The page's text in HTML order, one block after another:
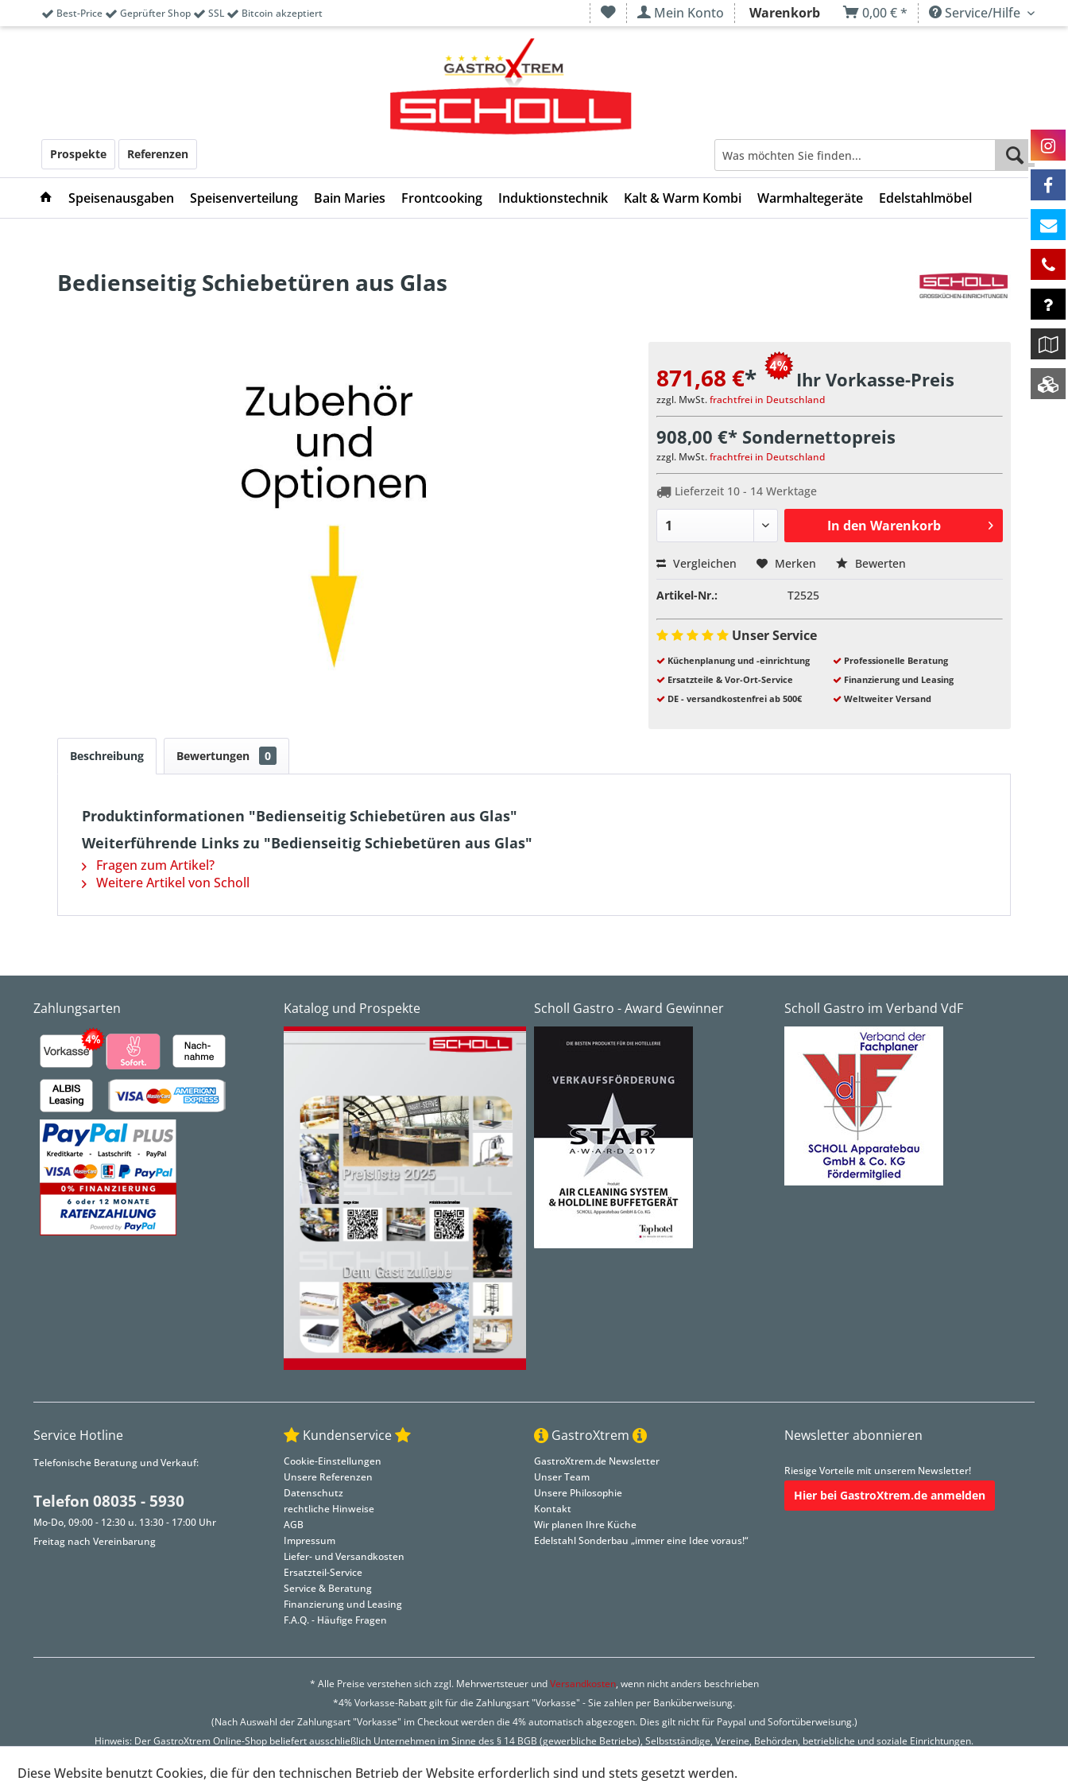
Best-Price Geprüfter Shop SSL Bitcoin akzeptiert Mein Konto Warenkorb 0,00 € * Service/Hilfe
Prospekte Referenzen
Speisenausgaben Speisenverteilung Bain Maries Frontcooking Induktionstechnik Kalt & Warm Kombi Warmhaltegeräte Edelstahlmöbel
Bedienseitig Schiebetüren aus Glas
871,68 €* Ihr Vorkasse-Preis
zzgl. MwSt.frachtfrei in Deutschland
908,00 €* Sondernettopreis
zzgl. MwSt.frachtfrei in Deutschland
Lieferzeit 10 - 14 Werktage
In den Warenkorb
Vergleichen Merken Bewerten
Artikel-Nr.: T2525
Unser Service
Küchenplanung und -einrichtung
Professionelle Beratung
Ersatzteile & Vor-Ort-Service
Finanzierung und Leasing
DE - versandkostenfrei ab 500€
Weltweiter Versand
Beschreibung Bewertungen 0
Produktinformationen "Bedienseitig Schiebetüren aus Glas"
Weiterführende Links zu "Bedienseitig Schiebetüren aus Glas"
Fragen zum Artikel?
Weitere Artikel von Scholl
Zahlungsarten Katalog und Prospekte Scholl Gastro - Award Gewinner Scholl Gastro im Verband VdF
Service Hotline
Telefonische Beratung und Verkauf:
Telefon 08035 - 5930
Mo-Do, 09:00 - 12:30 u. 13:30 - 17:00 Uhr
Freitag nach Vereinbarung
Kundenservice
Cookie-Einstellungen
Unsere Referenzen
Datenschutz
rechtliche Hinweise
AGB
Impressum
Liefer- und Versandkosten
Ersatzteil-Service
Service & Beratung
Finanzierung und Leasing
F.A.Q. - Häufige Fragen
GastroXtrem
GastroXtrem.de Newsletter
Unser Team
Unsere Philosophie
Kontakt
Wir planen Ihre Küche
Edelstahl Sonderbau „immer eine Idee voraus!“
Newsletter abonnieren
Riesige Vorteile mit unserem Newsletter!
Hier bei GastroXtrem.de anmelden
* Alle Preise verstehen sich zzgl. Mehrwertsteuer undVersandkosten, wenn nicht anders beschrieben
*4% Vorkasse-Rabatt gilt für die Zahlungsart "Vorkasse" - Sie zahlen per Banküberweisung.
(Nach Auswahl der Zahlungsart "Vorkasse" im Checkout werden die 4% automatisch abgezogen. Dies gilt nicht für Paypal und Sofortüberweisung.)
Hinweis: Der GastroXtrem Online-Shop beliefert ausschließlich Unternehmen im Sinne des § 14 BGB (gewerbliche Betriebe), Selbstständige, Vereine, Behörden, betriebliche und soziale Einrichtungen.
Copyright © GastroXtrem - Alle Rechte vorbehalten - Realisierung: www.77webdesign.de
Diese Website benutzt Cookies, die für den technischen Betrieb der Website erforderlich sind und stets gesetzt werden.